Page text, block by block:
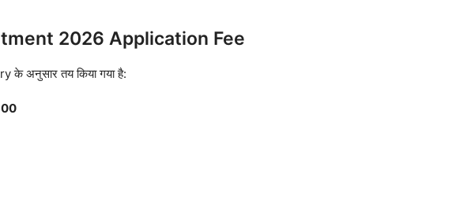
2026 Application Fee
के अनुसार तय किया गया है: